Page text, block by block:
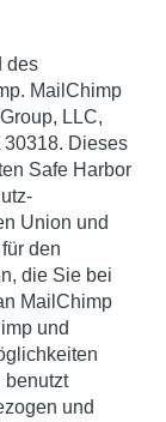
des
MailChimp
LLC,
30318. Dieses
Safe Harbor
Union und
den
die Sie bei
MailChimp
und
benutzt
und